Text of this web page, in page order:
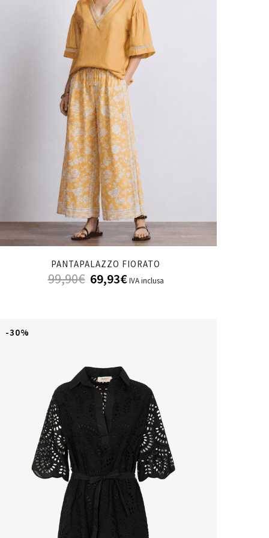
PANTAPALAZZO FIORATO
99,90€ 69,93€ IVA inclusa
-30%